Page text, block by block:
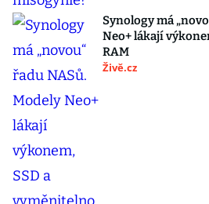
Synology má
Neo+ lákají
RAM
Živě.cz